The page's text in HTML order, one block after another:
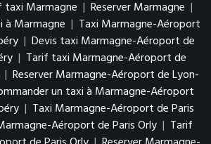
taxi Marmagne | Reserver Marmagne |
à Marmagne | Taxi Marmagne-Aéroport
| Devis taxi Marmagne-Aéroport de
| Tarif taxi Marmagne-Aéroport de
| Reserver Marmagne-Aéroport de Lyon-
un taxi à Marmagne-Aéroport
| Taxi Marmagne-Aéroport de Paris
Aéroport de Paris Orly | Tarif